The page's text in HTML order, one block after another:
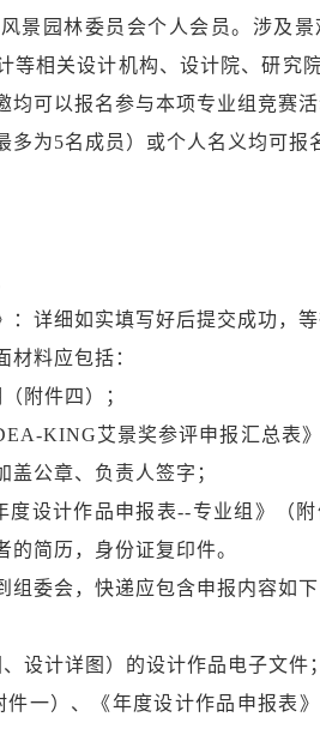
景园林委员会个人会员。涉及
等相关设计机构、设计院、研究
均可以报名参与本项专业组竞赛活
多为5名成员）或个人名义均可
：详细如实填写好后提交成功，
材料应包括：
附件四）；
KING艾景奖参评申报汇总表
盖公章、负责人签字；
度设计作品申报表--专业组》（
简历，身份证复印件。
组委会，快递应包含申报内容如下
设计详图）的设计作品电子文件
件一）、《年度设计作品申报表